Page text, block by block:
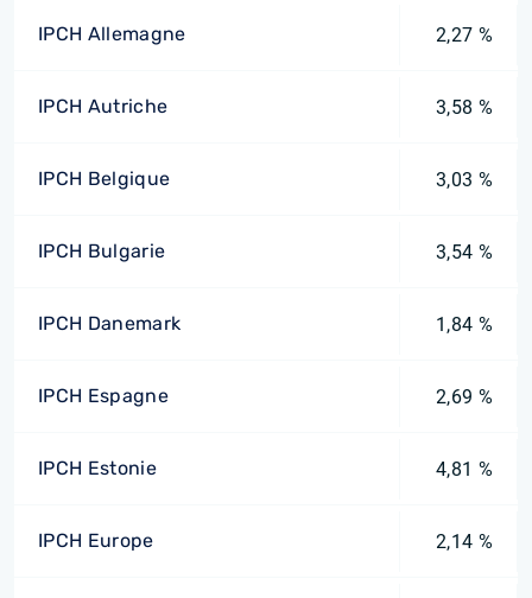
IPCH Allemagne 2,27 %
IPCH Autriche 3,58 %
IPCH Belgique 3,03 %
IPCH Bulgarie 3,54 %
IPCH Danemark 1,84 %
IPCH Espagne 2,69 %
IPCH Estonie 4,81 %
IPCH Europe 2,14 %